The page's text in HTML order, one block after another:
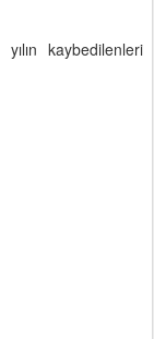
kaybedilenleri